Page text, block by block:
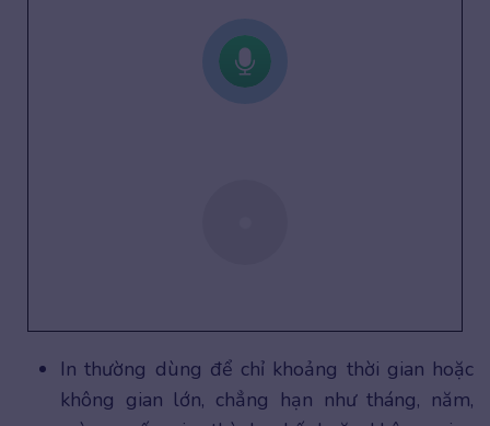
In thường dùng để chỉ khoảng thời gian hoặc
không gian lớn, chẳng hạn như tháng, năm,